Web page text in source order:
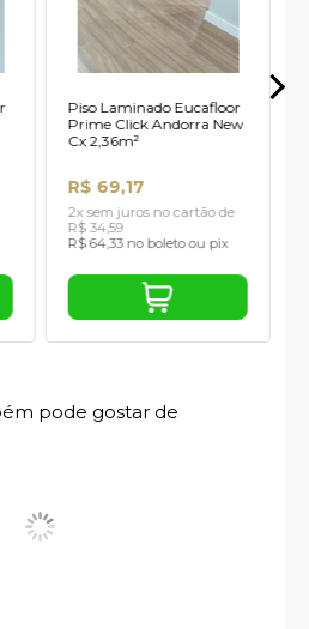
Piso Laminado Eucafloor
Prime Click Andorra New
Cx 2,36m²
R$ 69,17
2x sem juros no cartão de
R$ 34,59
R$ 64,33 no boleto ou pix
pode gostar de